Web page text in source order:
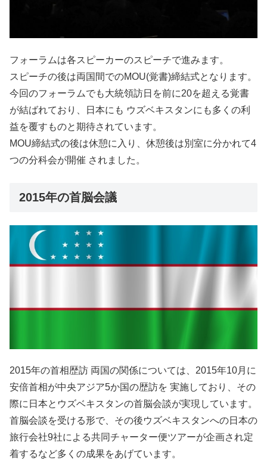
フォーラムは各スピーカーのスピーチで進みます。
スピーチの後は両国間でのMOU(覚書)締結式となります。
今回のフォーラムでも大統領訪日を前に20を超える覚書
が結ばれており、日本にも ウズベキスタンにも多くの利
益を覆すものと期待されています。
MOU締結式の後は休憩に入り、休憩後は別室に分かれて4
つの分科会が開催 されました。
2015年の首脳会議
2015年の首相歴訪 両国の関係については、2015年10月に
安倍首相が中央アジア5か国の歴訪を 実施しており、その
際に日本とウズベキスタンの首脳会談が実現しています。
首脳会談を受ける形で、その後ウズベキスタンへの日本の
旅行会社9社による共同チャーター便ツアーが企画され定
着するなど多くの成果をあげています。